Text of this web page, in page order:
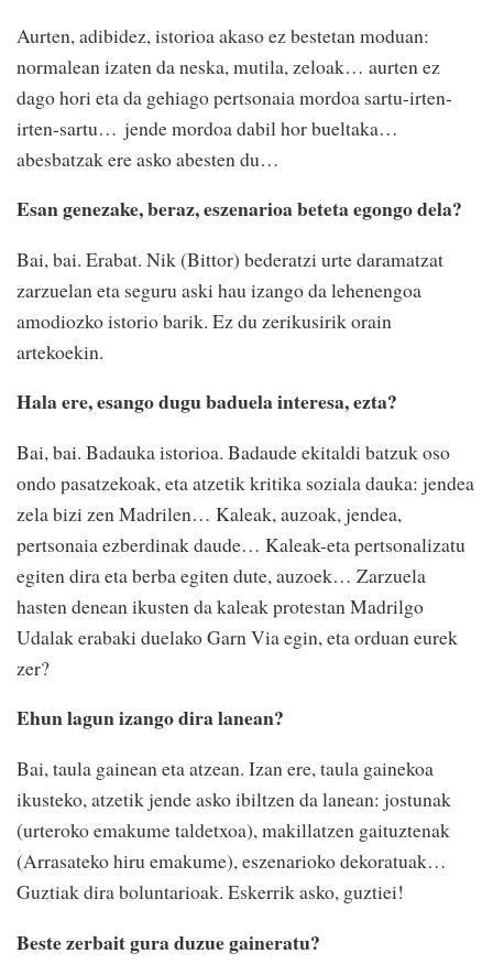
Aurten, adibidez, istorioa akaso ez bestetan moduan:
normalean izaten da neska, mutila, zeloak… aurten ez
dago hori eta da gehiago pertsonaia mordoa sartu-irten-
irten-sartu… jende mordoa dabil hor bueltaka…
abesbatzak ere asko abesten du…
Esan genezake, beraz, eszenarioa beteta egongo dela?
Bai, bai. Erabat. Nik (Bittor) bederatzi urte daramatzat
zarzuelan eta seguru aski hau izango da lehenengoa
amodiozko istorio barik. Ez du zerikusirik orain
artekoekin.
Hala ere, esango dugu baduela interesa, ezta?
Bai, bai. Badauka istorioa. Badaude ekitaldi batzuk oso
ondo pasatzekoak, eta atzetik kritika soziala dauka: jendea
zela bizi zen Madrilen… Kaleak, auzoak, jendea,
pertsonaia ezberdinak daude… Kaleak-eta pertsonalizatu
egiten dira eta berba egiten dute, auzoek… Zarzuela
hasten denean ikusten da kaleak protestan Madrilgo
Udalak erabaki duelako Garn Via egin, eta orduan eurek
zer?
Ehun lagun izango dira lanean?
Bai, taula gainean eta atzean. Izan ere, taula gainekoa
ikusteko, atzetik jende asko ibiltzen da lanean: jostunak
(urteroko emakume taldetxoa), makillatzen gaituztenak
(Arrasateko hiru emakume), eszenarioko dekoratuak…
Guztiak dira boluntarioak. Eskerrik asko, guztiei!
Beste zerbait gura duzue gaineratu?